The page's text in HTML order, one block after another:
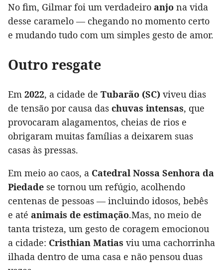
No fim, Gilmar foi um verdadeiro anjo na vida
desse caramelo — chegando no momento certo
e mudando tudo com um simples gesto de amor.
Outro resgate
Em 2022, a cidade de Tubarão (SC) viveu dias
de tensão por causa das chuvas intensas, que
provocaram alagamentos, cheias de rios e
obrigaram muitas famílias a deixarem suas
casas às pressas.
Em meio ao caos, a Catedral Nossa Senhora da
Piedade se tornou um refúgio, acolhendo
centenas de pessoas — incluindo idosos, bebês
e até animais de estimação.Mas, no meio de
tanta tristeza, um gesto de coragem emocionou
a cidade: Cristhian Matias viu uma cachorrinha
ilhada dentro de uma casa e não pensou duas